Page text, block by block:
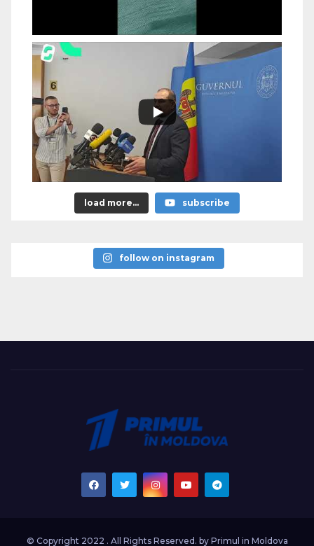
load more... subscribe
follow on instagram
© Copyright 2022 . All Rights Reserved. by Primul in Moldova